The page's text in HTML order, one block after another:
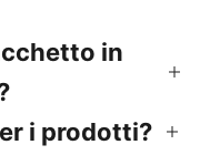
in
i prodotti?